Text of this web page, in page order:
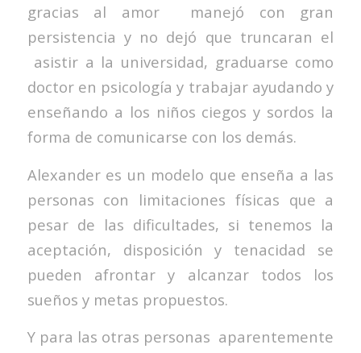
gracias al amor manejó con gran
persistencia y no dejó que truncaran el
asistir a la universidad, graduarse como
doctor en psicología y trabajar ayudando y
enseñando a los niños ciegos y sordos la
forma de comunicarse con los demás.
Alexander es un modelo que enseña a las
personas con limitaciones físicas que a
pesar de las dificultades, si tenemos la
aceptación, disposición y tenacidad se
pueden afrontar y alcanzar todos los
sueños y metas propuestos.
Y para las otras personas aparentemente